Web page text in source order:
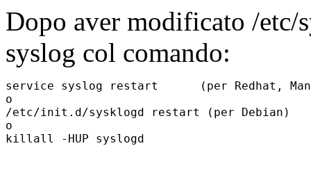
Dopo aver modificato /
syslog col comando:
service syslog restart      (per Redhat,
o
/etc/init.d/sysklogd restart (per Debian)
o